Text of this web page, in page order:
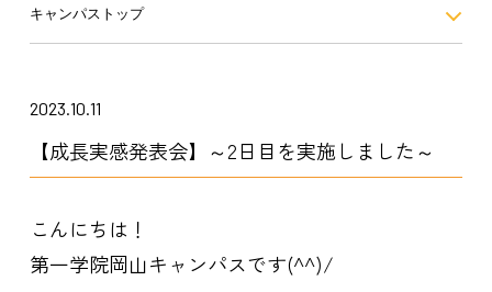
キャンパストップ
2023.10.11
【成長実感発表会】～2日目を実施しました～
こんにちは！
第一学院岡山キャンパスです(^^)/